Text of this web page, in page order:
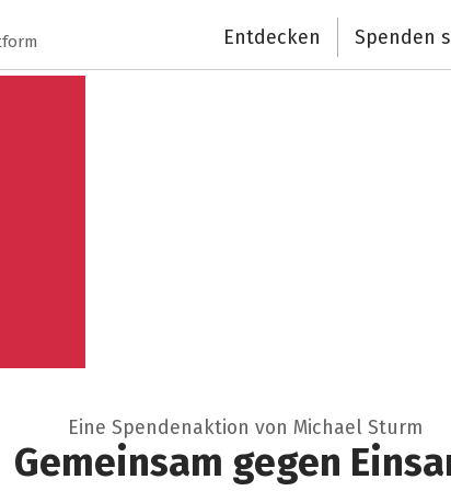
Entdecken Spenden
Eine Spendenaktion von Michael Sturm
Gemeinsam gegen
Schließen